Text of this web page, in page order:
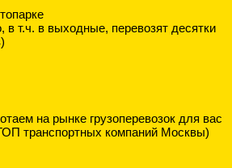
в т.ч. в выходные, перевозят десятки
на рынке грузоперевозок для вас
транспортных компаний Москвы)